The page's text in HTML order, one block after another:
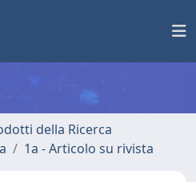
della Ricerca
1a - Articolo su rivista